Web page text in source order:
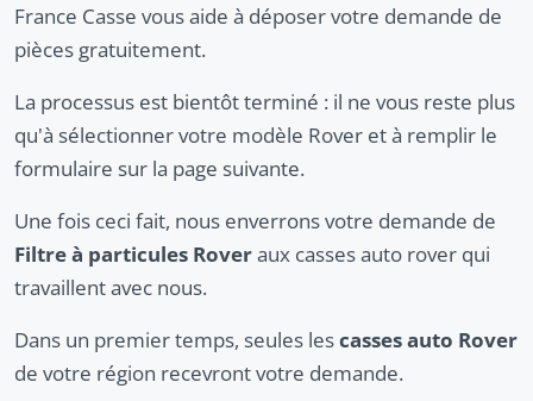
France Casse vous aide à déposer votre demande de
pièces gratuitement.
La processus est bientôt terminé : il ne vous reste plus
qu'à sélectionner votre modèle Rover et à remplir le
formulaire sur la page suivante.
Une fois ceci fait, nous enverrons votre demande de
Filtre à particules Roveraux casses auto rover qui
travaillent avec nous.
Dans un premier temps, seules lescasses auto Rover
de votre région recevront votre demande.